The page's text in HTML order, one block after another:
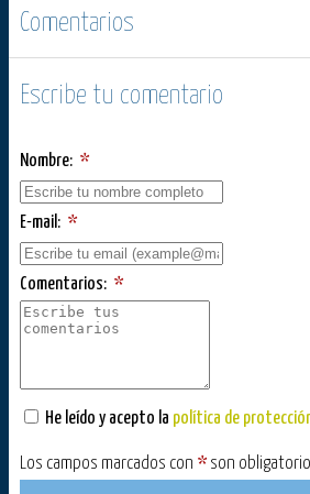
Comentarios
Escribe tu comentario
Nombre: *
E-mail: *
Comentarios: *
He leído y acepto la política de
Los campos marcados con * son